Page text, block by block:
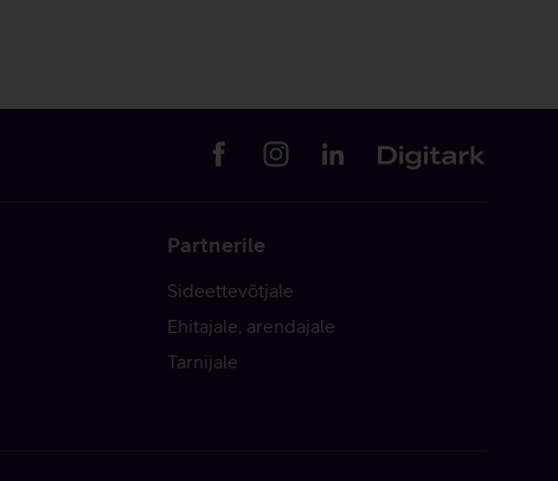
Partnerile
Sideettevõtjale
Ehitajale, arendajale
Tarnijale